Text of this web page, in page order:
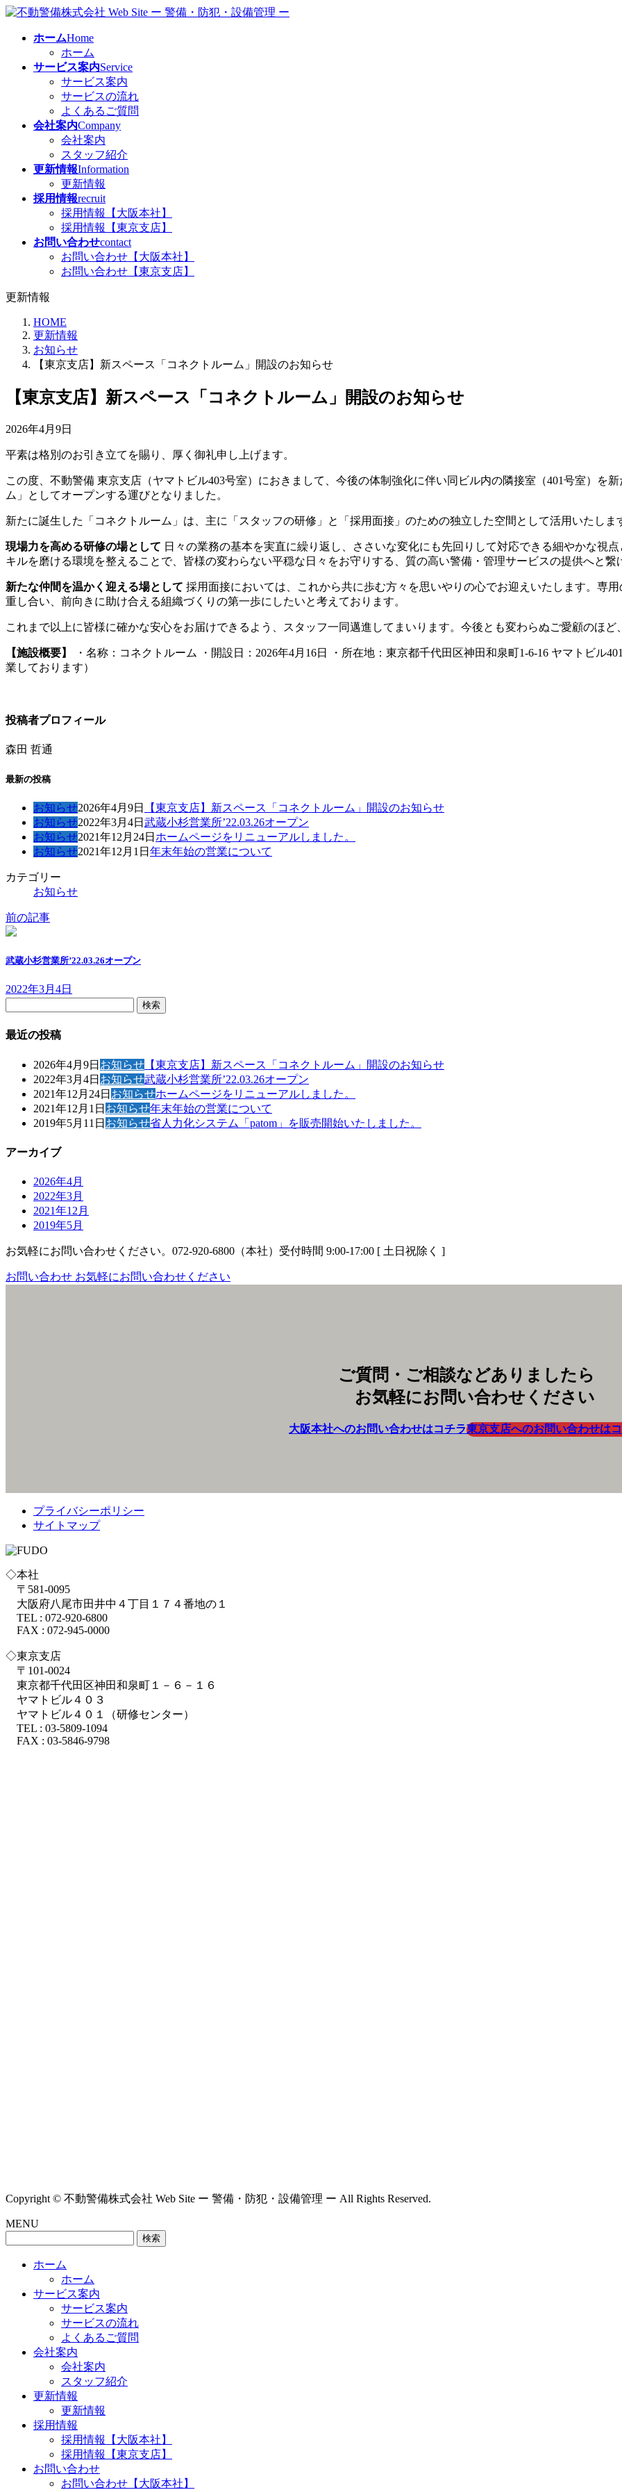
コ
ナ
ホームHome
ホーム
サービス案内Service
サービス案内
サービスの流れ
よくあるご質問
会社案内Company
会社案内
スタッフ紹介
更新情報Information
更新情報
採用情報recruit
採用情報【大阪本社】
採用情報【東京支店】
お問い合わせcontact
お問い合わせ【大阪本社】
お問い合わせ【東京支店】
更新情報
HOME
更新情報
お知らせ
【東京支店】新スペース「コネクトルーム」開設のお知らせ
【東京支店】新スペース「コネクトルーム」開設のお知らせ
2026年4月9日
平素は格別のお引き立てを賜り、厚く御礼申し上げます。
この度、不動警備 東京支店（ヤマトビル403号室）におきまして、今後の体制強化に伴い同ビル内の隣接室（401号室）を
ム」としてオープンする運びとなりました。
新たに誕生した「コネクトルーム」は、主に「スタッフの研修」と「採用面接」のための独立した空間として活用いたしま
現場力を高める研修の場として 日々の業務の基本を実直に繰り返し、ささいな変化にも先回りして対応できる細やかな視
キルを磨ける環境を整えることで、皆様の変わらない平穏な日々をお守りする、質の高い警備・管理サービスの提供へと繋
新たな仲間を温かく迎える場として 採用面接においては、これから共に歩む方々を思いやりの心でお迎えいたします。専
重し合い、前向きに助け合える組織づくりの第一歩にしたいと考えております。
これまで以上に皆様に確かな安心をお届けできるよう、スタッフ一同邁進してまいります。今後とも変わらぬご愛顧のほ
【施設概要】
・名称：コネクトルーム ・開設日：2026年4月16日 ・所在地：東京都千代田区神田和泉町1-6-16 ヤマトビル
業しております）
投稿者プロフィール
森田 哲通
最新の投稿
お知らせ2026年4月9日
【東京支店】新スペース「コネクトルーム」開設のお知らせ
お知らせ2022年3月4日 武蔵小杉営業所’22.03.26オープン
お知らせ2021年12月24日 ホームページをリニューアルしました。
お知らせ2021年12月1日 年末年始の営業について
カテゴリー
お知らせ
前の記事
武蔵小杉営業所’22.03.26オープン
2022年3月4日
最近の投稿
2026年4月9日 お知らせ 【東京支店】新スペース「コネクトルーム」開設のお知らせ
2022年3月4日 お知らせ武蔵小杉営業所’22.03.26オープン
2021年12月24日 お知らせホームページをリニューアルしました。
2021年12月1日 お知らせ年末年始の営業について
2019年5月11日 お知らせ省人力化システム「patom」を販売開始いたしました。
アーカイブ
2026年4月
2022年3月
2021年12月
2019年5月
お気軽にお問い合わせください。 072-920-6800（本社） 受付時間 9:00-17:00 [ 土日祝除く ]
お問い合わせ お気軽にお問い合わせください
ご質問・ご相談などありましたら
お気軽にお問い合わせください
大阪本社へのお問い合わせはコチラ東京支店へのお問い合わせは
プライバシーポリシー
サイトマップ
◇本社
〒581-0095
大阪府八尾市田井中４丁目１７４番地の１
TEL : 072-920-6800
FAX : 072-945-0000
◇東京支店
〒101-0024
東京都千代田区神田和泉町１－６－１６
ヤマトビル４０３
ヤマトビル４０１（研修センター）
TEL : 03-5809-1094
FAX : 03-5846-9798
Copyright © 不動警備株式会社 Web Site ー 警備・防犯・設備管理 ー All Rights Reserved.
MENU
ホーム
ホーム
サービス案内
サービス案内
サービスの流れ
よくあるご質問
会社案内
会社案内
スタッフ紹介
更新情報
更新情報
採用情報
採用情報【大阪本社】
採用情報【東京支店】
お問い合わせ
お問い合わせ【大阪本社】